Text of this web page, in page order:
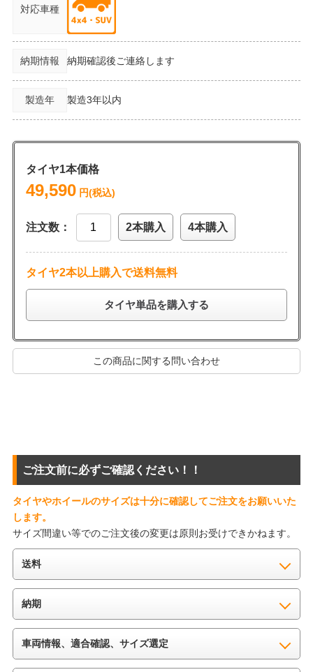
対応車種
納期情報 納期確認後ご連絡します
製造年 製造3年以内
タイヤ1本価格
49,590円(税込)
注文数： 2本購入 4本購入
タイヤ2本以上購入で送料無料
タイヤ単品を購入する
この商品に関する問い合わせ
ご注文前に必ずご確認ください！！
タイヤやホイールのサイズは十分に確認してご注文をお願いいた
します。
サイズ間違い等でのご注文後の変更は原則お受けできかねます。
送料
納期
車両情報、適合確認、サイズ選定